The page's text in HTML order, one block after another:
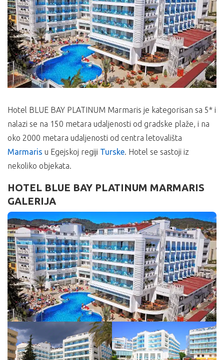
Hotel BLUE BAY PLATINUM Marmaris je kategorisan sa 5* i
nalazi se na 150 metara udaljenosti od gradske plaže, i na
oko 2000 metara udaljenosti od centra letovališta
Marmaris u Egejskoj regiji Turske . Hotel se sastoji iz
nekoliko objekata.
HOTEL BLUE BAY PLATINUM MARMARIS
GALERIJA